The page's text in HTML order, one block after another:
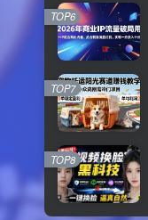
TOP6
TOP7
TOP8